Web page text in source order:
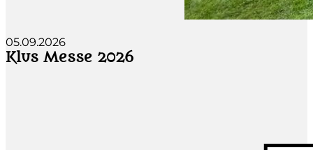
05.09.2026
Klus Messe 2026